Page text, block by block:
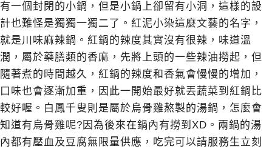
有一個封閉的小鍋，但是小鍋上卻留有小洞，這樣的設
計也難怪是獨獨一獨二了。紅泥小染這麼文藝的名字，
就是川味麻辣鍋。紅鍋的辣度其實沒有很辣，味道溫
潤，屬於藥膳類的香麻，先將上頭的一些辣油撈起，但
隨著煮的時間越久，紅鍋的辣度和香氣會慢慢的增加，
口味也會逐漸加重，因此一開始最好就丟蔬菜到紅鍋比
較好喔。白鳳千叟則是屬於烏骨雞熬製的湯鍋，怎麼會
知道有烏骨雞呢?因為後來在鍋內有撈到XD。兩鍋的湯
內都有壓血及豆腐無限量供應，吃完可以請服務生立刻